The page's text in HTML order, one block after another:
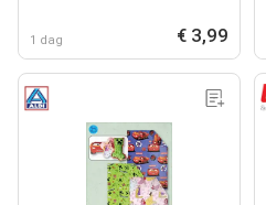
1 dag € 3,99